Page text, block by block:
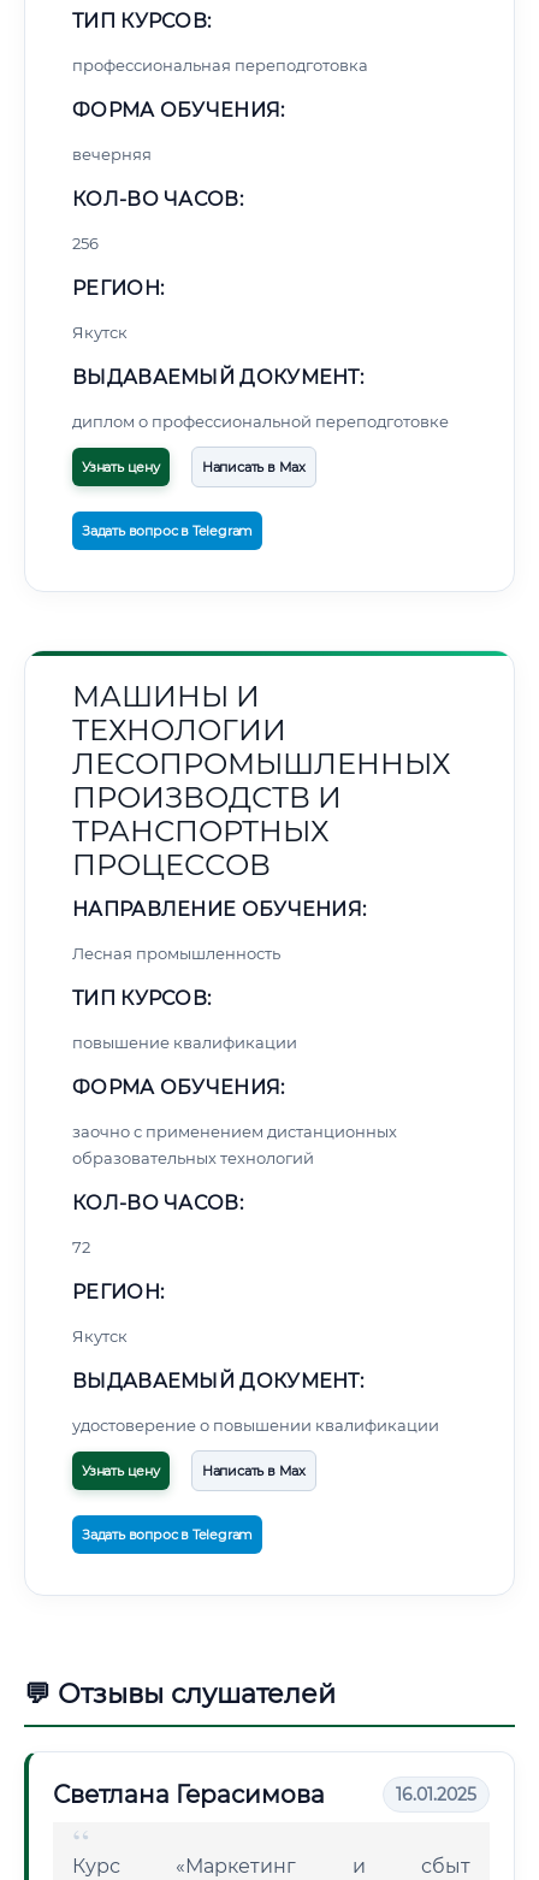
ТИП КУРСОВ:
профессиональная переподготовка
ФОРМА ОБУЧЕНИЯ:
вечерняя
КОЛ-ВО ЧАСОВ:
256
РЕГИОН:
Якутск
ВЫДАВАЕМЫЙ ДОКУМЕНТ:
диплом о профессиональной переподготовке
Узнать цену Написать в Max
Задать вопрос в Telegram
МАШИНЫ И
ТЕХНОЛОГИИ
ЛЕСОПРОМЫШЛЕННЫХ
ПРОИЗВОДСТВ И
ТРАНСПОРТНЫХ
ПРОЦЕССОВ
НАПРАВЛЕНИЕ ОБУЧЕНИЯ:
Лесная промышленность
ТИП КУРСОВ:
повышение квалификации
ФОРМА ОБУЧЕНИЯ:
заочно с применением дистанционных
образовательных технологий
КОЛ-ВО ЧАСОВ:
72
РЕГИОН:
Якутск
ВЫДАВАЕМЫЙ ДОКУМЕНТ:
удостоверение о повышении квалификации
Узнать цену Написать в Max
Задать вопрос в Telegram
💬 Отзывы слушателей
Светлана Герасимова 16.01.2025
Курс «Маркетинг и сбыт